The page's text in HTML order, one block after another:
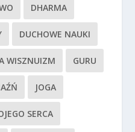
DHARMA
DUCHOWE NAUKI
WISZNUIZM GURU
JOGA
SERCA